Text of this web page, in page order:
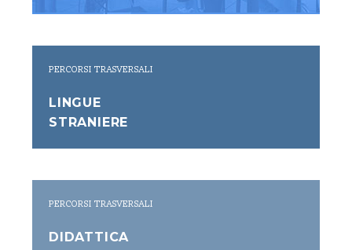
PERCORSI TRASVERSALI
LINGUE
STRANIERE
PERCORSI TRASVERSALI
DIDATTICA